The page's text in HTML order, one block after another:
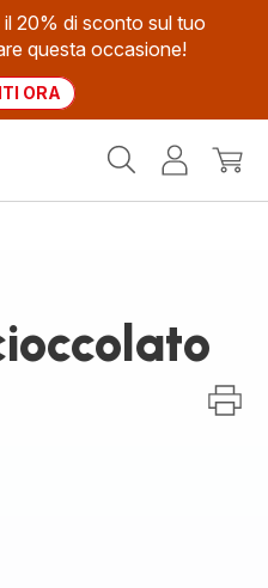
20% di sconto sul tuo
questa occasione!
ORA
Il